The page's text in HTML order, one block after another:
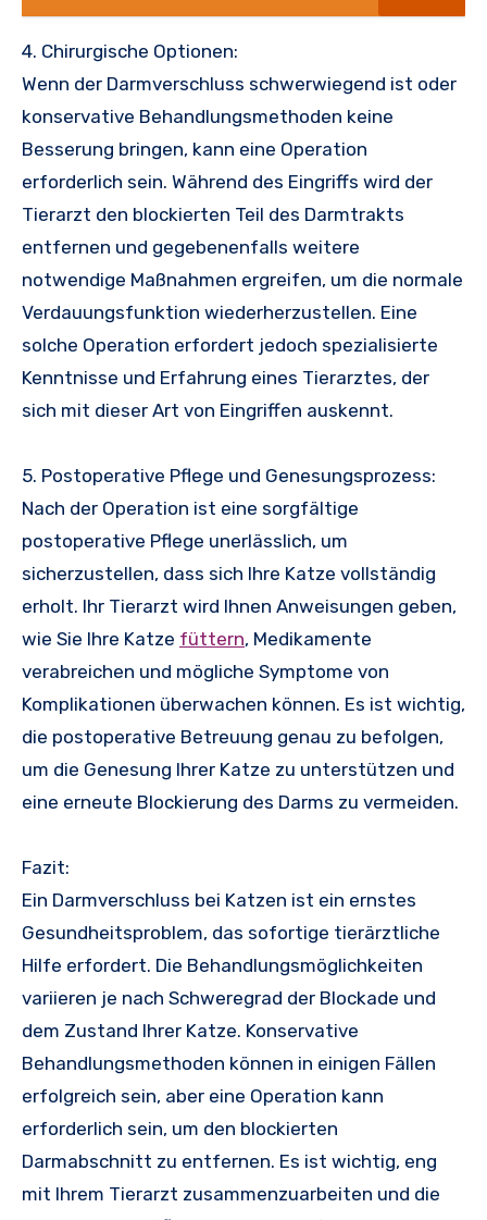
4. Chirurgische Optionen:
Wenn der Darmverschluss schwerwiegend ist oder
konservative Behandlungsmethoden keine
Besserung bringen, kann eine Operation
erforderlich sein. Während des Eingriffs wird der
Tierarzt den blockierten Teil des Darmtrakts
entfernen und gegebenenfalls weitere
notwendige Maßnahmen ergreifen, um die normale
Verdauungsfunktion wiederherzustellen. Eine
solche Operation erfordert jedoch spezialisierte
Kenntnisse und Erfahrung eines Tierarztes, der
sich mit dieser Art von Eingriffen auskennt.
5. Postoperative Pflege und Genesungsprozess:
Nach der Operation ist eine sorgfältige
postoperative Pflege unerlässlich, um
sicherzustellen, dass sich Ihre Katze vollständig
erholt. Ihr Tierarzt wird Ihnen Anweisungen geben,
wie Sie Ihre Katze füttern, Medikamente
verabreichen und mögliche Symptome von
Komplikationen überwachen können. Es ist wichtig,
die postoperative Betreuung genau zu befolgen,
um die Genesung Ihrer Katze zu unterstützen und
eine erneute Blockierung des Darms zu vermeiden.
Fazit:
Ein Darmverschluss bei Katzen ist ein ernstes
Gesundheitsproblem, das sofortige tierärztliche
Hilfe erfordert. Die Behandlungsmöglichkeiten
variieren je nach Schweregrad der Blockade und
dem Zustand Ihrer Katze. Konservative
Behandlungsmethoden können in einigen Fällen
erfolgreich sein, aber eine Operation kann
erforderlich sein, um den blockierten
Darmabschnitt zu entfernen. Es ist wichtig, eng
mit Ihrem Tierarzt zusammenzuarbeiten und die